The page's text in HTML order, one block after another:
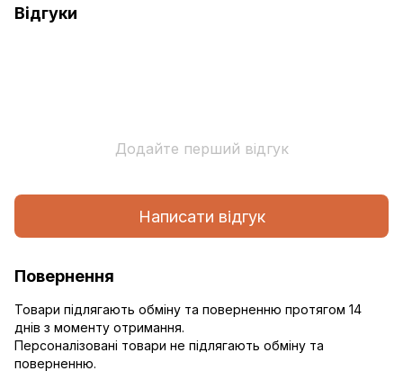
Відгуки
Додайте перший відгук
Написати відгук
Повернення
Товари підлягають обміну та поверненню протягом 14
днів з моменту отримання.
Персоналізовані товари не підлягають обміну та
поверненню.